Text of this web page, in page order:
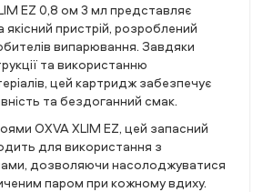
EZ 0,8 ом 3 мл представляє
пристрій, розроблений
випарювання. Завдяки
та використанню
цей картридж забезпечує
та бездоганний смак.
OXVA XLIM EZ, цей запасний
для використання з
дозволяючи насолоджуватися
паром при кожному вдиху.